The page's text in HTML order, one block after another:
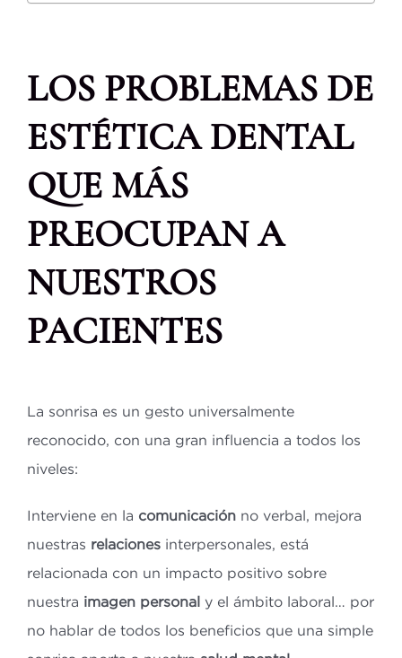
LOS PROBLEMAS DE
ESTÉTICA DENTAL
QUE MÁS
PREOCUPAN A
NUESTROS
PACIENTES
La sonrisa es un gesto universalmente
reconocido, con una gran influencia a todos los
niveles:
Interviene en la comunicación no verbal, mejora
nuestras relaciones interpersonales, está
relacionada con un impacto positivo sobre
nuestra imagen personaly el ámbito laboral… por
no hablar de todos los beneficios que una simple